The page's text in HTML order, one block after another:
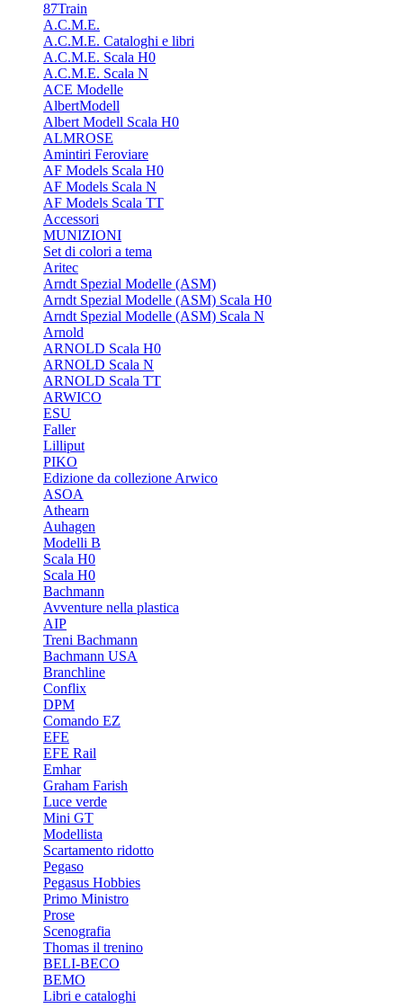
87Train
A.C.M.E.
A.C.M.E. Cataloghi e libri
A.C.M.E. Scala H0
A.C.M.E. Scala N
ACE Modelle
AlbertModell
Albert Modell Scala H0
ALMROSE
Amintiri Feroviare
AF Models Scala H0
AF Models Scala N
AF Models Scala TT
Accessori
MUNIZIONI
Set di colori a tema
Aritec
Arndt Spezial Modelle (ASM)
Arndt Spezial Modelle (ASM) Scala H0
Arndt Spezial Modelle (ASM) Scala N
Arnold
ARNOLD Scala H0
ARNOLD Scala N
ARNOLD Scala TT
ARWICO
ESU
Faller
Lilliput
PIKO
Edizione da collezione Arwico
ASOA
Athearn
Auhagen
Modelli B
Scala H0
Scala H0
Bachmann
Avventure nella plastica
AIP
Treni Bachmann
Bachmann USA
Branchline
Conflix
DPM
Comando EZ
EFE
EFE Rail
Emhar
Graham Farish
Luce verde
Mini GT
Modellista
Scartamento ridotto
Pegaso
Pegasus Hobbies
Primo Ministro
Prose
Scenografia
Thomas il trenino
BELI-BECO
BEMO
Libri e cataloghi